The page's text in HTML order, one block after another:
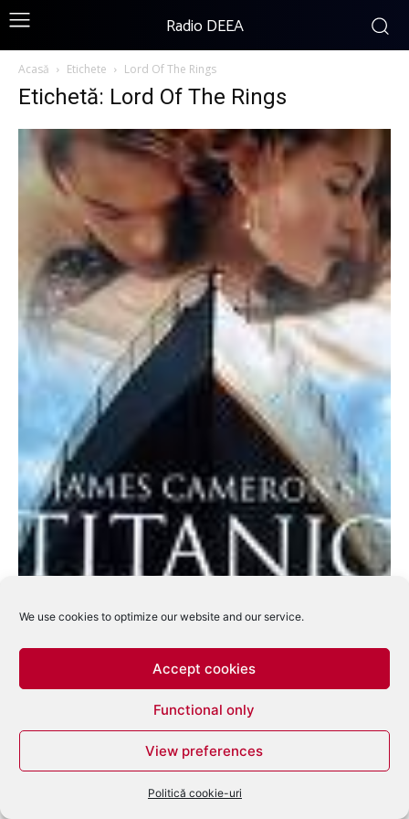
We use cookies to optimize our website and our service.
Accept cookies
Functional only
View preferences
Politică cookie-uri
Radio DEEA
Acasă Etichete Lord Of The Rings
Etichetă: Lord Of The Rings
Cele Mai Tari Productii Cinematografice din
eduard - martie 19, 2008 0